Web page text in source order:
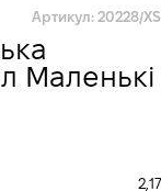
Артикул: 20228/XS
Маленькі
2,17